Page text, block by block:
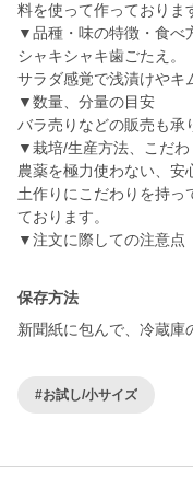
料を使って作っておりま
▼品種・味の特徴・食べ
シャキシャキ歯ごたえ。
サラダ感覚で浅漬けやキ
▼数量、分量の目安
バラ売りなどの販売も承
▼栽培/生産方法、こだわ
農薬を極力使わない、安
土作りにこだわりを持っ
ております。
▼注文に際しての注意点
保存方法
新聞紙に包んで、冷蔵庫
#お試し/小サイズ